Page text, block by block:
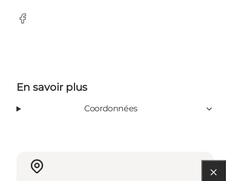
Facebook
En savoir plus
Coordonnées